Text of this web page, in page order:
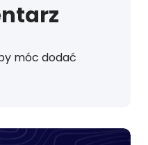
móc dodać